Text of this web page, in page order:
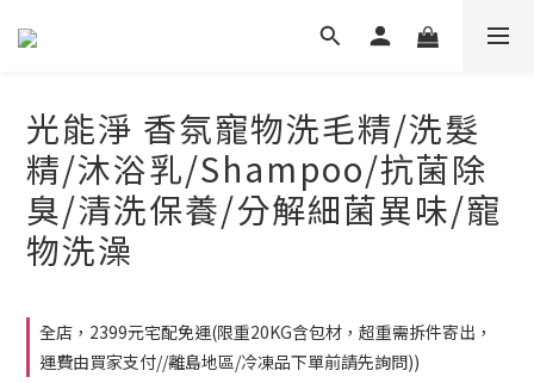
光能淨 香氛寵物洗毛精/洗髮
精/沐浴乳/Shampoo/抗菌除
臭/清洗保養/分解細菌異味/寵
物洗澡
全店，2399元宅配免運(限重20KG含包材，超重需拆件寄出，
運費由買家支付//離島地區/冷凍品下單前請先詢問))